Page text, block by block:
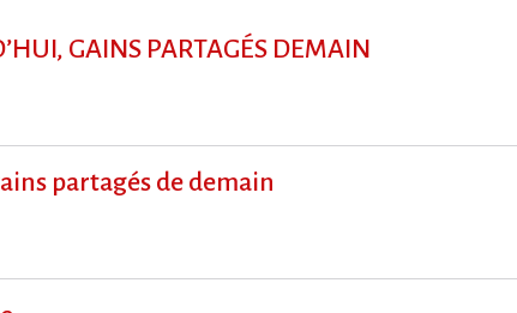
GAINS PARTAGÉS DEMAIN
partagés de demain